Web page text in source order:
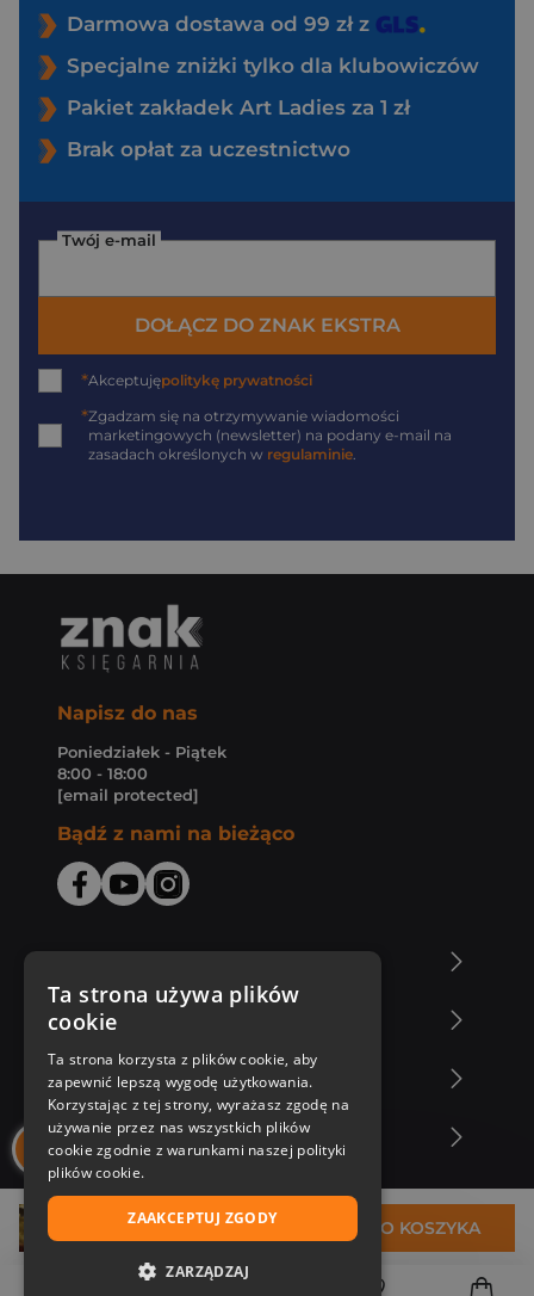
32,73 zł DO KOSZYKA
Darmowa dostawa od 99 zł z
Specjalne zniżki tylko dla klubowiczów
Pakiet zakładek Art Ladies za 1 zł
Brak opłat za uczestnictwo
Twój e-mail
DOŁĄCZ DO ZNAK EKSTRA
*Akceptujępolitykę prywatności
*Zgadzam się na otrzymywanie wiadomości
marketingowych (newsletter) na podany e-mail na
zasadach określonych w regulaminie
Napisz do nas
Poniedziałek - Piątek
8:00 - 18:00
[email protected]
Bądź z nami na bieżąco
Zakupy u nas
Nasza oferta
Nasi autorzy
Ta strona używa plików
cookie
Ta strona korzysta z plików cookie, aby
zapewnić lepszą wygodę użytkowania.
Korzystając z tej strony, wyrażasz zgodę na
używanie przez nas wszystkich plików
cookie zgodnie z warunkami naszej polityki
plików cookie.
ZAAKCEPTUJ ZGODY
ZARZĄDZAJ